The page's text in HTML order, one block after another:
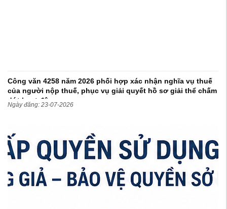
Công văn 4258 năm 2026 phối hợp xác nhận nghĩa vụ thuế
của người nộp thuế, phục vụ giải quyết hồ sơ giải thể chấm
dứt hoạt động
Ngày đăng: 23-07-2026